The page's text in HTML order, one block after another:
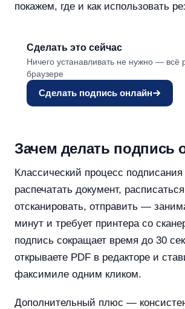
покажем, где и как использовать
Сделать это сейчас
Ничего устанавливать не нужно — всё
браузере
Сделать подпись онлайн
Зачем делать подпись
Классический процесс
распечатать документ,
отсканировать, отправить —
минут и требует принтера со
подпись сокращает время до 30
открываете PDF в редакторе и
факсимиле одним кликом.
Дополнительный плюс —